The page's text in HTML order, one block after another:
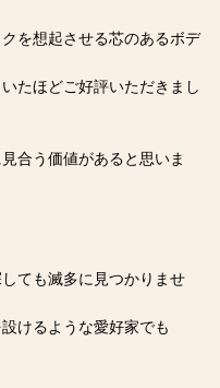
を想起させる芯のあるボデ
たほどご好評いただきまし
合う価値があると思いま
ても滅多に見つかりませ
けるような愛好家でも